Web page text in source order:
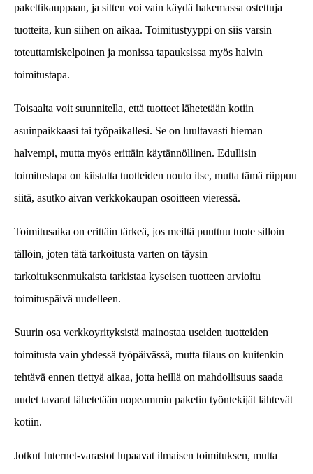
pakettikauppaan, ja sitten voi vain käydä hakemassa ostettuja
tuotteita, kun siihen on aikaa. Toimitustyyppi on siis varsin
toteuttamiskelpoinen ja monissa tapauksissa myös halvin
toimitustapa.
Toisaalta voit suunnitella, että tuotteet lähetetään kotiin
asuinpaikkaasi tai työpaikallesi. Se on luultavasti hieman
halvempi, mutta myös erittäin käytännöllinen. Edullisin
toimitustapa on kiistatta tuotteiden nouto itse, mutta tämä riippuu
siitä, asutko aivan verkkokaupan osoitteen vieressä.
Toimitusaika on erittäin tärkeä, jos meiltä puuttuu tuote silloin
tällöin, joten tätä tarkoitusta varten on täysin
tarkoituksenmukaista tarkistaa kyseisen tuotteen arvioitu
toimituspäivä uudelleen.
Suurin osa verkkoyrityksistä mainostaa useiden tuotteiden
toimitusta vain yhdessä työpäivässä, mutta tilaus on kuitenkin
tehtävä ennen tiettyä aikaa, jotta heillä on mahdollisuus saada
uudet tavarat lähetetään nopeammin paketin työntekijät lähtevät
kotiin.
Jotkut Internet-varastot lupaavat ilmaisen toimituksen, mutta